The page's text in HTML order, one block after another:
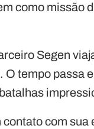
como missão
Segen
tempo passa
com